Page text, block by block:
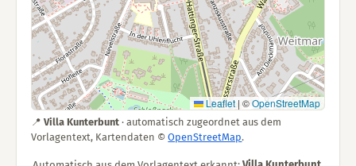
Leaflet | ©OpenStreetMap
📍Villa Kunterbunt · automatisch zugeordnet aus dem
Vorlagentext, Kartendaten ©OpenStreetMap.